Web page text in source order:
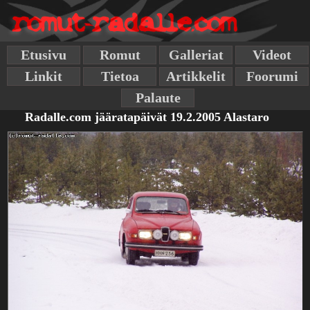
Etusivu Romut Galleriat
Videot
Linkit
Tietoa Artikkelit
Foorumi
Palaute
Radalle.com jääratapäivät 19.2.2005 Alastaro